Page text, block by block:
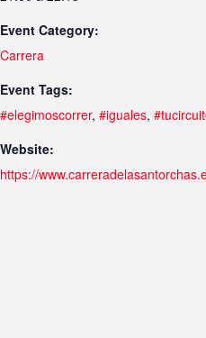
Event Category:
Carrera
Event Tags:
#elegimoscorrer, #iguales,
Website:
https://